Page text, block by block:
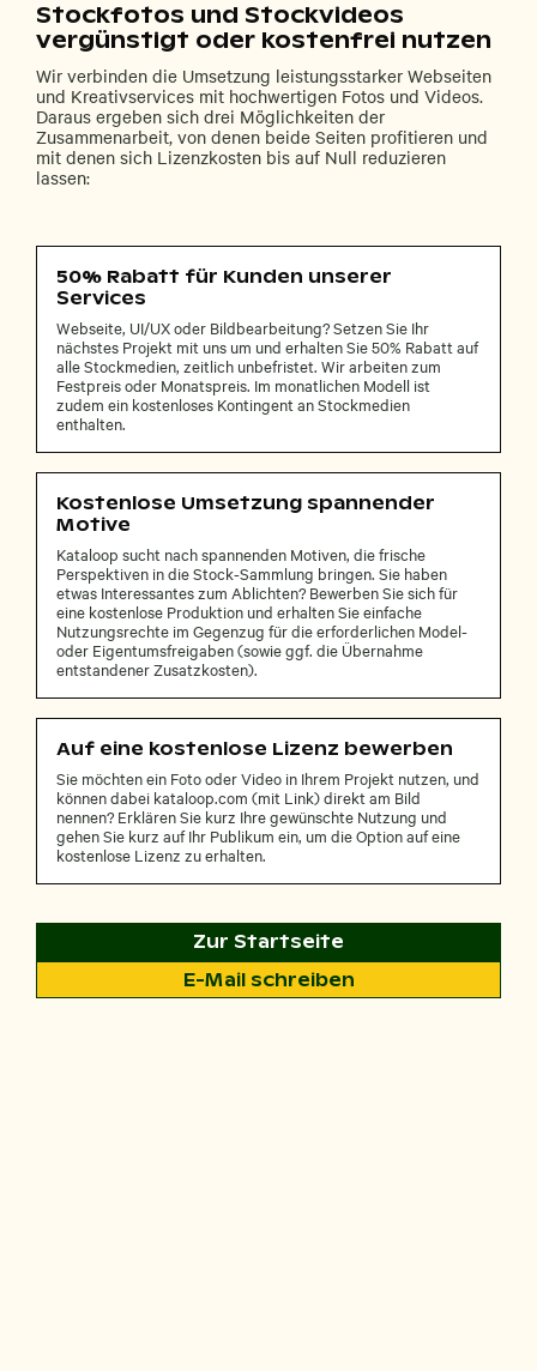
Stockfotos und Stockvideos
vergünstigt oder kostenfrei nutzen
Wir verbinden die Umsetzung leistungsstarker Webseiten
und Kreativservices mit hochwertigen Fotos und Videos.
Daraus ergeben sich drei Möglichkeiten der
Zusammenarbeit, von denen beide Seiten profitieren und
mit denen sich Lizenzkosten bis auf Null reduzieren
lassen:
50% Rabatt für Kunden unserer
Services
Webseite, UI/UX oder Bildbearbeitung? Setzen Sie Ihr
nächstes Projekt mit uns um und erhalten Sie 50% Rabatt auf
alle Stockmedien, zeitlich unbefristet. Wir arbeiten zum
Festpreis oder Monatspreis. Im monatlichen Modell ist
zudem ein kostenloses Kontingent an Stockmedien
enthalten.
Kostenlose Umsetzung spannender
Motive
Kataloop sucht nach spannenden Motiven, die frische
Perspektiven in die Stock-Sammlung bringen. Sie haben
etwas Interessantes zum Ablichten? Bewerben Sie sich für
eine kostenlose Produktion und erhalten Sie einfache
Nutzungsrechte im Gegenzug für die erforderlichen Model-
oder Eigentumsfreigaben (sowie ggf. die Übernahme
entstandener Zusatzkosten).
Auf eine kostenlose Lizenz bewerben
Sie möchten ein Foto oder Video in Ihrem Projekt nutzen, und
können dabei kataloop.com (mit Link) direkt am Bild
nennen? Erklären Sie kurz Ihre gewünschte Nutzung und
gehen Sie kurz auf Ihr Publikum ein, um die Option auf eine
kostenlose Lizenz zu erhalten.
Zur Startseite
E-Mail schreiben